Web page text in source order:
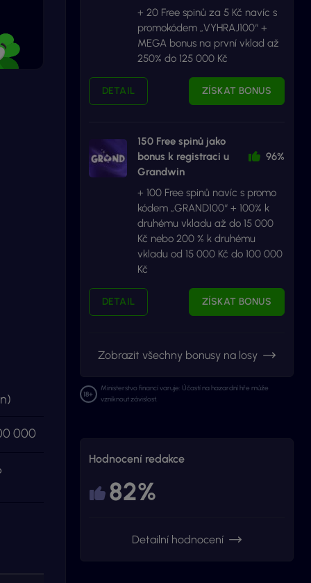
000
+ 20 Free spinů za 5 Kč navíc s
promokódem „VYHRAJ100“ +
MEGA bonus na první vklad až
250% do 125 000 Kč
DETAIL ZÍSKAT BONUS
150 Free spinů jako
bonus k registraci u
Grandwin
96%
+ 100 Free spinů navíc s promo
kódem „GRAND100“ + 100% k
druhému vkladu až do 15 000
Kč nebo 200 % k druhému
vkladu od 15 000 Kč do 100 000
Kč
DETAIL ZÍSKAT BONUS
Zobrazit všechny bonusy na losy
Ministerstvo financí varuje: Účastí na hazardní hře může
vzniknout závislost.
Hodnocení redakce
82%
Detailní hodnocení